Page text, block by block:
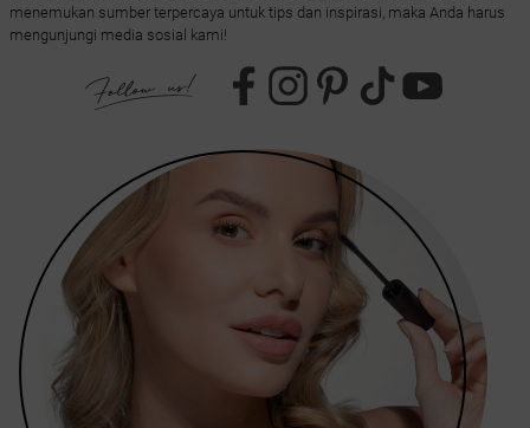
menemukan sumber terpercaya untuk tips dan inspirasi, maka Anda harus
mengunjungi media sosial kami!